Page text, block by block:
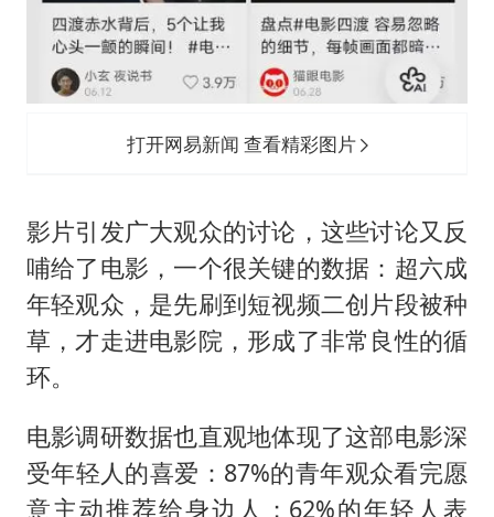
打开网易新闻 查看精彩图片
影片引发广大观众的讨论，这些讨论又反
哺给了电影，一个很关键的数据：超六成
年轻观众，是先刷到短视频二创片段被种
草，才走进电影院，形成了非常良性的循
环。
电影调研数据也直观地体现了这部电影深
受年轻人的喜爱：87%的青年观众看完愿
意主动推荐给身边人；62%的年轻人表